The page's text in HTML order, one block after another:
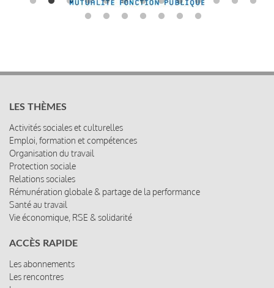
LES THÈMES
Activités sociales et culturelles
Emploi, formation et compétences
Organisation du travail
Protection sociale
Relations sociales
Rémunération globale & partage de la performance
Santé au travail
Vie économique, RSE & solidarité
ACCÈS RAPIDE
Les abonnements
Les rencontres